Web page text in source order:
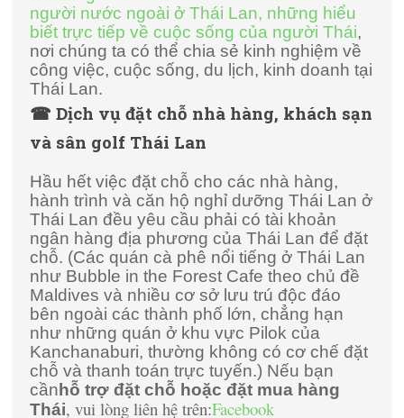
người nước ngoài ở Thái Lan, những hiểu
biết trực tiếp về cuộc sống của người Thái,
nơi chúng ta có thể chia sẻ kinh nghiệm về
công việc, cuộc sống, du lịch, kinh doanh tại
Thái Lan.
☎ Dịch vụ đặt chỗ nhà hàng, khách sạn
và sân golf Thái Lan
Hầu hết việc đặt chỗ cho các nhà hàng,
hành trình và căn hộ nghỉ dưỡng Thái Lan ở
Thái Lan đều yêu cầu phải có tài khoản
ngân hàng địa phương của Thái Lan để đặt
chỗ. (Các quán cà phê nổi tiếng ở Thái Lan
như Bubble in the Forest Cafe theo chủ đề
Maldives và nhiều cơ sở lưu trú độc đáo
bên ngoài các thành phố lớn, chẳng hạn
như những quán ở khu vực Pilok của
Kanchanaburi, thường không có cơ chế đặt
chỗ và thanh toán trực tuyến.) Nếu bạn
cầnhỗ trợ đặt chỗ hoặc đặt mua hàng
Thái, vui lòng liên hệ trên:Facebook